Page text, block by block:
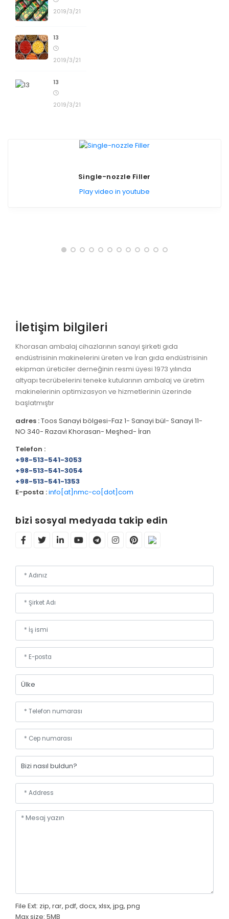
2019/3/21
13
2019/3/21
13
2019/3/21
Automatic Six-Head Seamer
Play video in youtube
İletişim bilgileri
Khorasan ambalaj cihazlarının sanayi şirketi gıda
endüstrisinin makinelerini üreten ve İran gıda endüstrisinin
ekipman üreticiler derneğinin resmi üyesi 1973 yılında
altyapı tecrübelerini teneke kutularının ambalaj ve üretim
makinelerinin optimizasyon ve hizmetlerinin üzerinde
başlatmıştır
adres :Toos Sanayi bölgesi-Faz 1- Sanayi bül- Sanayi 11-
NO 340- Razavi Khorasan- Meşhed- İran
Telefon :
+98-513-541-3053
+98-513-541-3054
+98-513-541-1353
E-posta :info[at]nmc-co[dot]com
bizi sosyal medyada takip edin
File Ext: zip, rar, pdf, docx, xlsx, jpg, png
Max size: 5MB